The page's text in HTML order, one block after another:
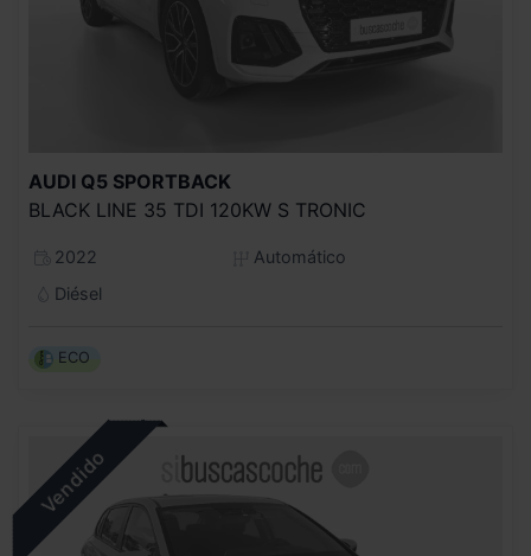
AUDI Q5 SPORTBACK
BLACK LINE 35 TDI 120KW S TRONIC
2022
Automático
Diésel
ECO